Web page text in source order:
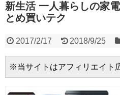
新生活 一人暮らしの家
とめ買いテク
2017/2/17 2018/9/25
※当サイトはアフィリエイト